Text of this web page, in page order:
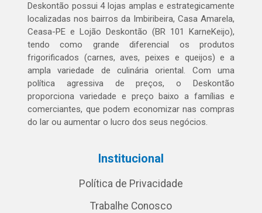
Deskontão possui 4 lojas amplas e estrategicamente
localizadas nos bairros da Imbiribeira, Casa Amarela,
Ceasa-PE e Lojão Deskontão (BR 101 KarneKeijo),
tendo como grande diferencial os produtos
frigorificados (carnes, aves, peixes e queijos) e a
ampla variedade de culinária oriental. Com uma
política agressiva de preços, o Deskontão
proporciona variedade e preço baixo a famílias e
comerciantes, que podem economizar nas compras
do lar ou aumentar o lucro dos seus negócios.
Institucional
Política de Privacidade
Trabalhe Conosco